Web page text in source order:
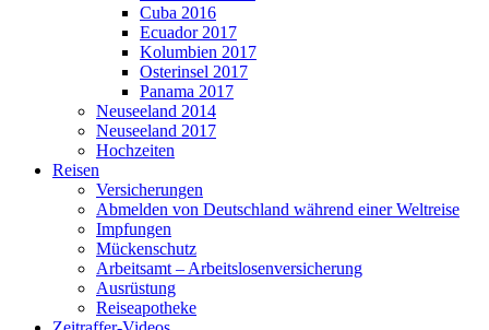
Cuba 2016
Ecuador 2017
Kolumbien 2017
Osterinsel 2017
Panama 2017
Neuseeland 2014
Neuseeland 2017
Hochzeiten
Reisen
Versicherungen
Abmelden von Deutschland während einer Weltreise
Impfungen
Mückenschutz
Arbeitsamt – Arbeitslosenversicherung
Ausrüstung
Reiseapotheke